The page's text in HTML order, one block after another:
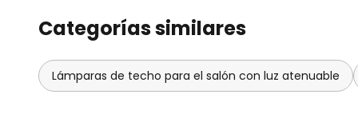
Categorías similares
Lámparas de techo para el salón con luz atenuable